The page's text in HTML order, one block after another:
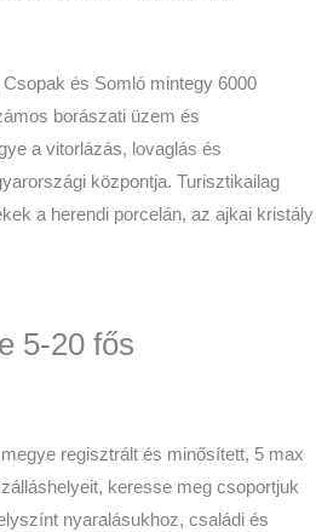
és Somló mintegy 6000
borászati üzem és
a vitorlázás, lovaglás és
központja. Turisztikailag
a herendi porcelán, az ajkai kristály
5-20 fős
regisztrált és minősített, 5 max
keresse meg csoportjuk
nyaralásukhoz, családi és